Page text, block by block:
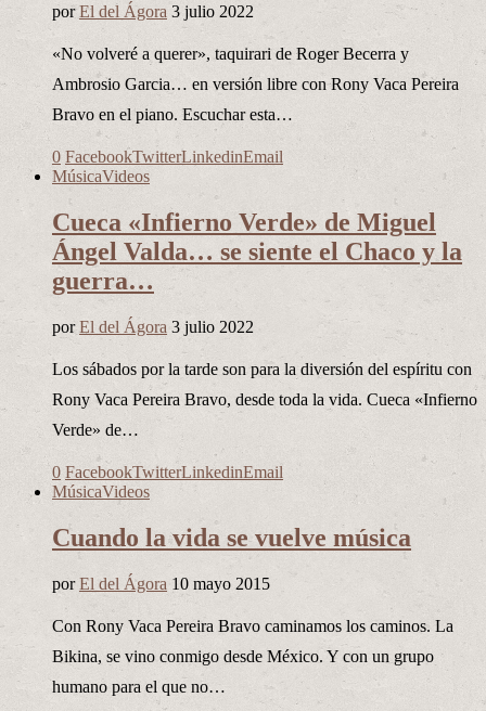
porEl del Ágora 3 julio 2022
«No volveré a querer», taquirari de Roger Becerra y
Ambrosio Garcia… en versión libre con Rony Vaca Pereira
Bravo en el piano. Escuchar esta…
0 FacebookTwitterLinkedinEmail
MúsicaVideos
Cueca «Infierno Verde» de Miguel
Ángel Valda… se siente el Chaco y la
guerra…
porEl del Ágora 3 julio 2022
Los sábados por la tarde son para la diversión del espíritu con
Rony Vaca Pereira Bravo, desde toda la vida. Cueca «Infierno
Verde» de…
0 FacebookTwitterLinkedinEmail
MúsicaVideos
Cuando la vida se vuelve música
porEl del Ágora 10 mayo 2015
Con Rony Vaca Pereira Bravo caminamos los caminos. La
Bikina, se vino conmigo desde México. Y con un grupo
humano para el que no…